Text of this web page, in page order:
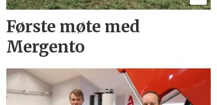
Første møte med
Mergento